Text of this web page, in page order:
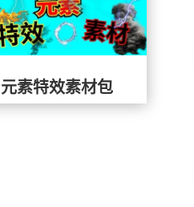
元素特效素材包